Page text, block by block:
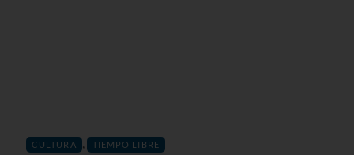
CULTURA , TIEMPO LIBRE